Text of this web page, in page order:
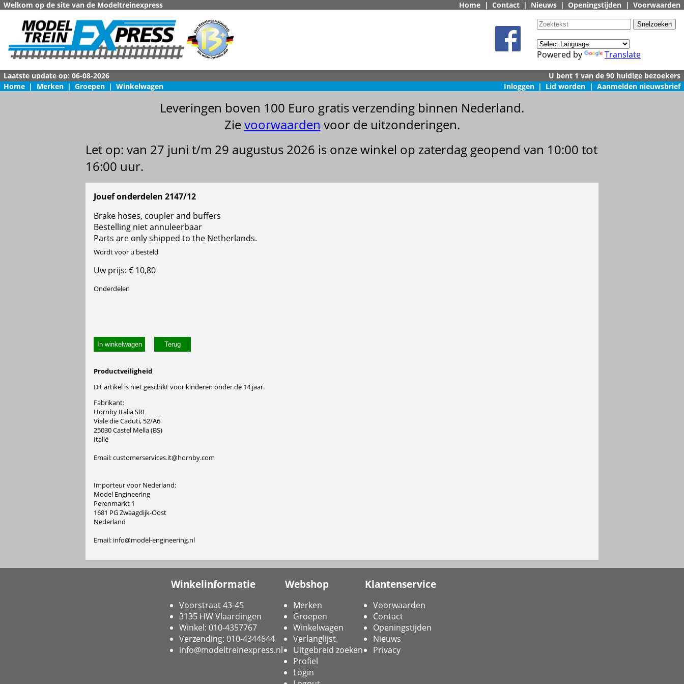
Welkom op de site van de Modeltreinexpress Home | Contact | Nieuws | Openingstijden | Voorwaarden
Powered by Translate
Home | Merken | Groepen | Winkelwagen Inloggen | Lid worden | Aanmelden nieuwsbrief
Leveringen boven 100 Euro gratis verzending binnen Nederland.
Zievoorwaarden voor de uitzonderingen.
Let op: van 27 juni t/m 29 augustus 2026 is onze winkel op zaterdag geopend van 10:00 tot
16:00 uur.
Jouef onderdelen 2147/12
Brake hoses, coupler and buffers
Bestelling niet annuleerbaar
Parts are only shipped to the Netherlands.
Wordt voor u besteld
Uw prijs: € 10,80
Onderdelen
In winkelwagen
Productveiligheid
Dit artikel is niet geschikt voor kinderen onder de 14 jaar.
Fabrikant:
Hornby Italia SRL
Viale die Caduti, 52/A6
25030 Castel Mella (BS)
Italië
Email: customerservices.it@hornby.com
Importeur voor Nederland:
Model Engineering
Perenmarkt 1
1681 PG Zwaagdijk-Oost
Nederland
Email: info@model-engineering.nl
Winkelinformatie
Voorstraat 43-45
3135 HW Vlaardingen
Winkel: 010-4357767
Verzending: 010-4344644
info@modeltreinexpress.nl
Webshop
Merken
Groepen
Winkelwagen
Verlanglijst
Uitgebreid zoeken
Profiel
Login
Klantenservice
Voorwaarden
Contact
Openingstijden
Nieuws
Privacy